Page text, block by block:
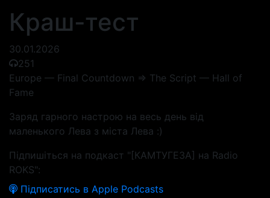
Краш-тест
30.01.2026
251
Europe — Final Countdown => The Script — Hall of
Fame
Заряд гарного настрою на весь день від
маленького Лева з міста Лева :)
Підпишіться на подкаст "[КАМТУГЕЗА] на Radio
ROKS":
Підписатись в Apple Podcasts